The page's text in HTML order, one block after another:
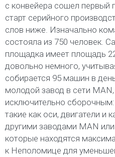
с конвейера сошел первый
старт серийного
слов ниже. Изначально
состояла из 750 человек.
площадка имеет площадь
довольно немного,
собирается 95 машин в
молодой завод в сети MAN,
исключительно
такие как оси, двигатели и
другими заводами MAN
которые находятся
к Неполомице для